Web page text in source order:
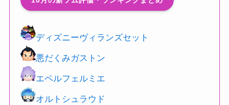
ディズニーヴィランズセット
悪だくみガストン
エペルフェルミエ
オルトシュラウド